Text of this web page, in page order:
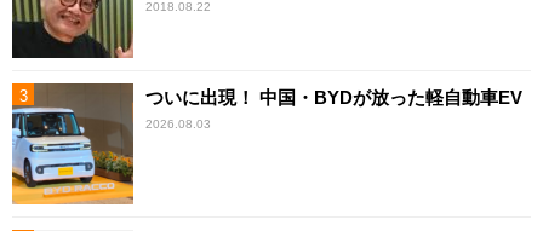
2018.08.22
ついに出現！ 中国・BYDが放った軽自動車EV
2026.08.03